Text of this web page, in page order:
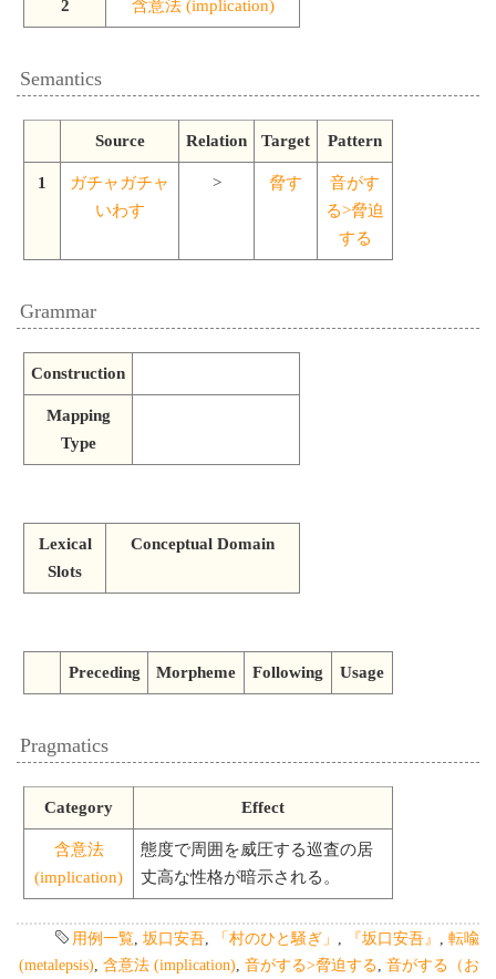
2 含意法 (implication)
Semantics
Source Relation Target Pattern
1
ガチャガチャ
いわす
> 脅す
音がす
る>脅迫
する
Grammar
Construction
Mapping
Type
Lexical
Slots
Conceptual Domain
Preceding Morpheme Following Usage
Pragmatics
Category Effect
含意法
(implication)
態度で周囲を威圧する巡査の居
丈高な性格が暗示される。
用例一覧 坂口安吾 「村のひと騒ぎ」 『坂口安吾』
転喩
(metalepsis) 含意法 (implication) 音がする>脅迫する 音がする（お